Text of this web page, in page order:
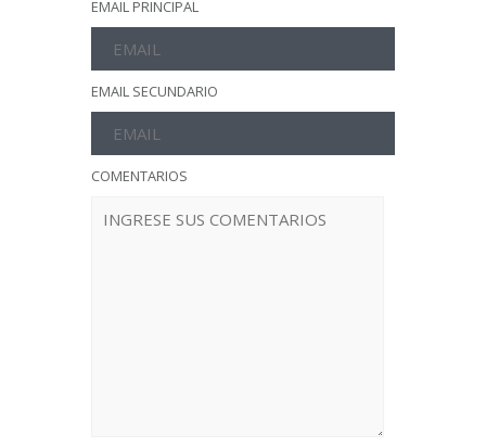
EMAIL PRINCIPAL
EMAIL SECUNDARIO
COMENTARIOS